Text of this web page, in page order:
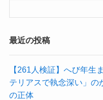
最近の投稿
【261人検証】へび年生
テリアスで執念深い」の
の正体